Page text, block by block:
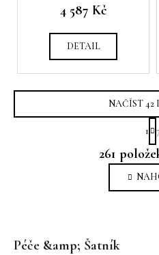
4 587 Kč
DETAIL
O
v
l
á
NAČÍST 42
S
t
r
á
n
k
1
261
Péče &amp; Šatník